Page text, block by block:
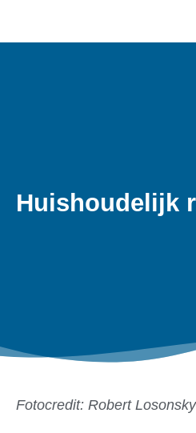
Huishoudelijk
Fotocredit: Robert Losonsky